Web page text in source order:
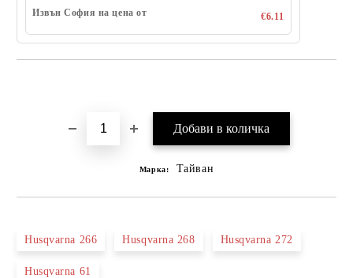
Извън София на цена от
€6.11
Марка: Тайван
Husqvarna 266 Husqvarna 268 Husqvarna 272
Husqvarna 61